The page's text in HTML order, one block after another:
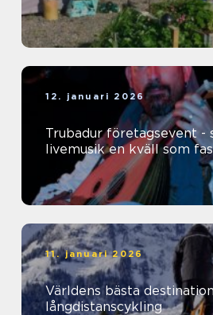
12. januari 2026
Trubadur företagsevent -
livemusik en kväll som
11. januari 2026
Världens bästa
långdistanscykling